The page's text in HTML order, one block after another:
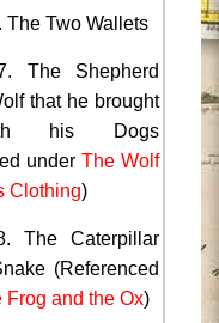
The Two Wallets
The Shepherd
that he brought
his Dogs
under The Wolf
Clothing)
The Caterpillar
(Referenced
Frog and the Ox)